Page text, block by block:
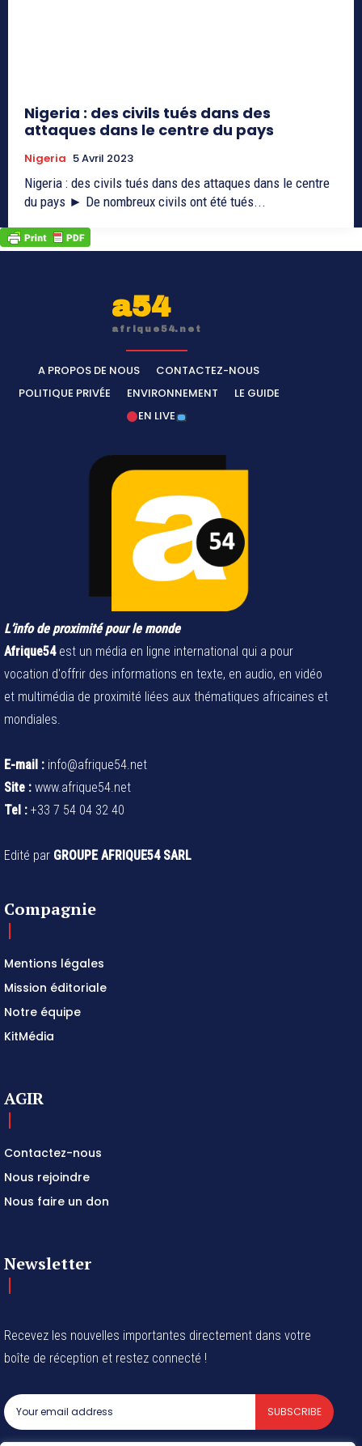
Nigeria : des civils tués dans des
attaques dans le centre du pays
Nigeria 5 Avril 2023
Nigeria : des civils tués dans des attaques dans le centre
du pays ► De nombreux civils ont été tués...
a54
afrique54.net
A PROPOS DE NOUS
CONTACTEZ-NOUS
POLITIQUE PRIVÉE
ENVIRONNEMENT
LE GUIDE
EN LIVE
L’info de proximité pour le monde
Afrique54est un média en ligne international qui a pour
vocation d'offrir des informations en texte, en audio, en vidéo
et multimédia de proximité liées aux thématiques africaines et
mondiales.
E-mail : info@afrique54.net
Site : www.afrique54.net
Tel : +33 7 54 04 32 40
Edité par GROUPE AFRIQUE54 SARL
Compagnie
Mentions légales
Mission éditoriale
Notre équipe
KitMédia
AGIR
Contactez-nous
Nous rejoindre
Nous faire un don
Newsletter
Recevez les nouvelles importantes directement dans votre
boîte de réception et restez connecté !
SUBSCRIBE